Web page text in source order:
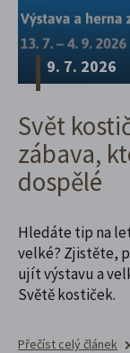
9. 7. 2026
Svět
zábava,
dospělé
Hledáte tip na
velké? Zjistěte,
ujít výstavu a
Světě kostiček.
Přečíst celý článek